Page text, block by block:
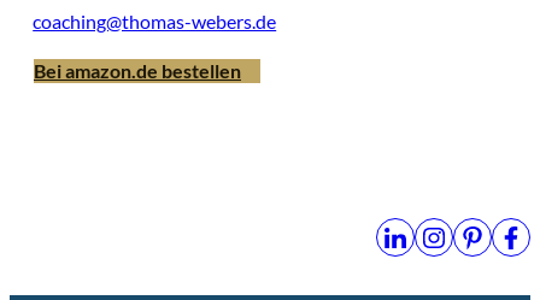
coaching@thomas-webers.de
Bei amazon.de bestellen